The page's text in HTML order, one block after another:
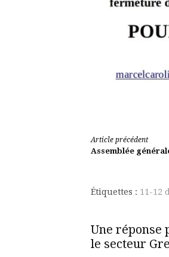
Lire
suite
Article précédent
Assemblée
Étiquettes : 11-12
Une réponse
le secteur